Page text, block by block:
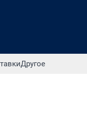
Другое